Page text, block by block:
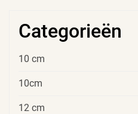
Categorieën
10 cm
10cm
12 cm